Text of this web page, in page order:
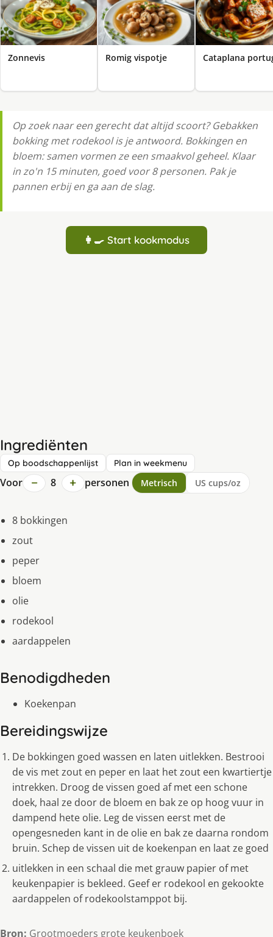
Zonnevis Romig vispotje Cataplana
Op zoek naar een gerecht dat altijd scoort? Gebakken
bokking met rodekool is je antwoord. Bokkingen en
bloem: samen vormen ze een smaakvol geheel. Klaar
in zo'n 15 minuten, goed voor 8 personen. Pak je
pannen erbij en ga aan de slag.
👩‍🍳 Start kookmodus
Ingrediënten
Op boodschappenlijst Plan in weekmenu
Voor − 8 + personen Metrisch US cups/oz
8 bokkingen
zout
peper
bloem
olie
rodekool
aardappelen
Benodigdheden
Koekenpan
Bereidingswijze
De bokkingen goed wassen en laten uitlekken. Bestrooi
de vis met zout en peper en laat het zout een kwartiertje
intrekken. Droog de vissen goed af met een schone
doek, haal ze door de bloem en bak ze op hoog vuur in
dampend hete olie. Leg de vissen eerst met de
opengesneden kant in de olie en bak ze daarna rondom
bruin. Schep de vissen uit de koekenpan en laat ze goed
uitlekken in een schaal die met grauw papier of met
keukenpapier is bekleed. Geef er rodekool en gekookte
aardappelen of rodekoolstamppot bij.
Bron: Grootmoeders grote keukenboek